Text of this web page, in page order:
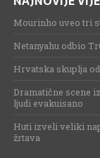
Mourinho uveo tri
Netanyahu odbio
Hrvatska skuplja
Dramatične scene
ljudi evakuisano
Huti izveli veliki
žrtava